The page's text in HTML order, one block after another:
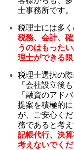
士事務所です。
税理士には多
税務、会計、
うのはもった
理士ができる限
税理士選択の
「会社設立後
「融資のアド
提案を積極的
が、ご安心く
務であると考え
記帳代行、決
考えないでく